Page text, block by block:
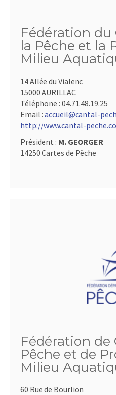
Fédération
la Pêche et la
Milieu
14 Allée du Vialenc
15000 AURILLAC
Téléphone : 04.71.48.19.25
Email : accueil@cantal-
http://www.cantal-
Président : M. GEORGER
14250 Cartes de Pêche
Fédération de
Pêche et de
Milieu
60 Rue de Bourlion